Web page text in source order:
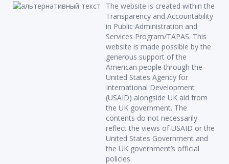
The website is created within the
Transparency and Accountability
in Public Administration and
Services Program/TAPAS. This
website is made possible by the
generous support of the
American people through the
United States Agency for
International Development
(USAID) alongside UK aid from
the UK government. The
contents do not necessarily
reflect the views of USAID or the
United States Government and
the UK government’s official
policies.